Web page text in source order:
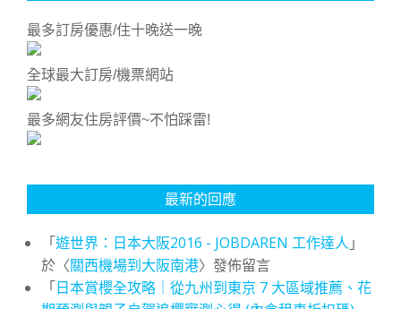
最多訂房優惠/住十晚送一晚
全球最大訂房/機票網站
最多網友住房評價~不怕踩雷!
最新的回應
「遊世界：日本大阪2016 - JOBDAREN 工作達人 」
於〈關西機場到大阪南港〉發佈留言
「日本賞櫻全攻略｜從九州到東京 7 大區域推薦、花